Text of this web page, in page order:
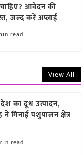
चाहिए? आवेदन की
जल्द करें अप्लाई
read
View All
का दूध उत्पादन,
गिनाईं पशुपालन क्षेत्र
read